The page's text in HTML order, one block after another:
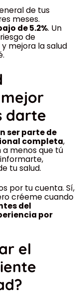
de tus
meses.
de 5.2%. Un
de
mejora la salud
darte
ser parte de
completa,
menos que tú
tu salud.
por tu cuenta. Sí,
créeme cuando
del
por
el